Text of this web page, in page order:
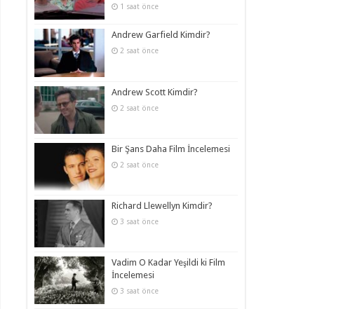
1 saat önce
Andrew Garfield Kimdir?
2 saat önce
Andrew Scott Kimdir?
2 saat önce
Bir Şans Daha Film İncelemesi
2 saat önce
Richard Llewellyn Kimdir?
3 saat önce
Vadim O Kadar Yeşildi ki Film
İncelemesi
3 saat önce